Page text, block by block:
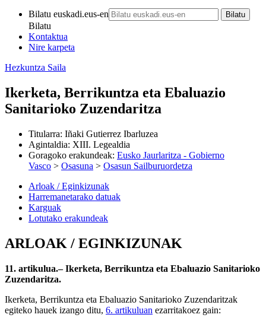
Bilatu euskadi.eus-en
Bilatu
Kontaktua
Nire karpeta
Hezkuntza Saila
Ikerketa, Berrikuntza eta Ebaluazio
Sanitarioko Zuzendaritza
Titularra: Iñaki Gutierrez Ibarluzea
Agintaldia: XIII. Legealdia
Goragoko erakundeak: Eusko Jaurlaritza - Gobierno
Vasco > Osasuna > Osasun Sailburuordetza
Arloak / Eginkizunak
Harremanetarako datuak
Karguak
Lotutako erakundeak
ARLOAK / EGINKIZUNAK
11. artikulua.– Ikerketa, Berrikuntza eta Ebaluazio Sanitarioko
Zuzendaritza.
Ikerketa, Berrikuntza eta Ebaluazio Sanitarioko Zuzendaritzak
egiteko hauek izango ditu, 6. artikuluan ezarritakoez gain: